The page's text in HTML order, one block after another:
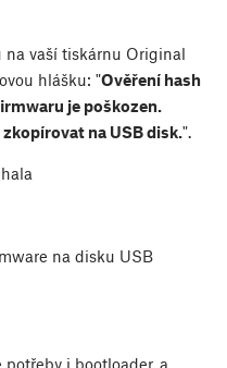
na vaší tiskárnu Original
hlášku: "Ověření hash
je poškozen.
na USB disk.".
na disku USB
potřeby i bootloader, a